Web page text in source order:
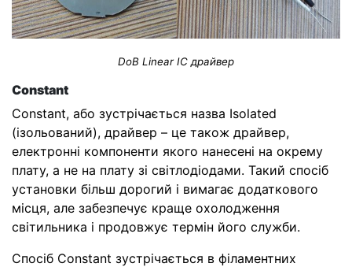
DoB Linear IC драйвер
Constant
Constant, або зустрічається назва Isolated
(ізольований), драйвер – це також драйвер,
електронні компоненти якого нанесені на окрему
плату, а не на плату зі світлодіодами. Такий спосіб
установки більш дорогий і вимагає додаткового
місця, але забезпечує краще охолодження
світильника і продовжує термін його служби.
Спосіб Constant зустрічається в філаментних